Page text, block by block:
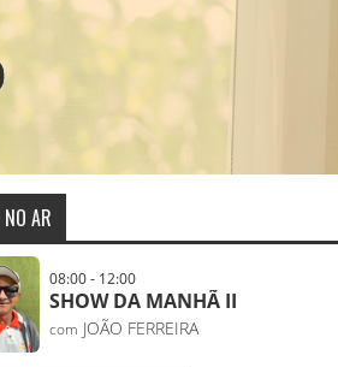
NO AR
08:00 - 12:00
SHOW DA MANHÃ II
com JOÃO FERREIRA